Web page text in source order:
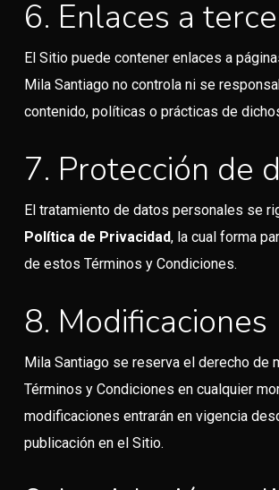
6. Enlaces a
El Sitio puede contener enlaces a
Mila Santiago no controla ni se
contenido, políticas o prácticas de
7. Protección de
El tratamiento de datos personales se
Política de Privacidad, la cual forma
de estos Términos y Condiciones.
8. Modificaciones
Mila Santiago se reserva el derecho de
Términos y Condiciones en cualquier
modificaciones entrarán en vigencia
publicación en el Sitio.